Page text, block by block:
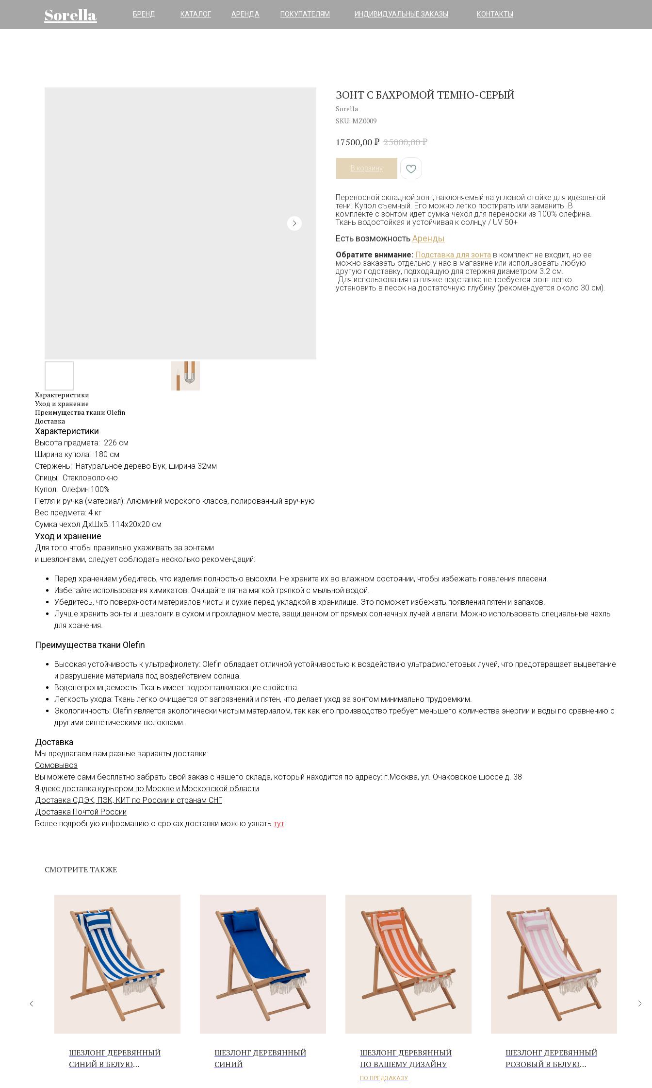
ПОКУПАТЕЛЯМ КОНТАКТЫ
БРЕНД АРЕНДА
Sorella ИНДИВИДУАЛЬНЫЕ ЗАКАЗЫ
КАТАЛОГ
ЗОНТ С БАХРОМОЙ ТЕМНО-СЕРЫЙ
Sorella
SKU: MZ0009
17500,00 ₽ 25000,00 ₽
В корзину
Переносной складной зонт, наклоняемый на угловой стойке для идеальной
тени. Купол съемный. Его можно легко постирать или заменить. В
комплекте с зонтом идет сумка-чехол для переноски из 100% олефина.
Ткань водостойкая и устойчивая к солнцу / UV 50+
Есть возможностьАренды
Обратите внимание: Подставка для зонта в комплект не входит, но ее
можно заказать отдельно у нас в магазине или использовать любую
другую подставку, подходящую для стержня диаметром 3.2 см.
Для использования на пляже подставка не требуется: зонт легко
установить в песок на достаточную глубину (рекомендуется около 30 см).
Характеристики
Уход и хранение
Преимущества ткани Olefin
Доставка
Характеристики
Высота предмета: 226 см
Ширина купола: 180 см
Стержень: Натуральное дерево Бук, ширина 32мм
Спицы: Стекловолокно
Купол: Олефин 100%
Петля и ручка (материал): Алюминий морского класса, полированный вручную
Вес предмета: 4 кг
Сумка чехол ДхШхВ: 114х20х20 см
Уход и хранение
Для того чтобы правильно ухаживать за зонтами
и шезлонгами, следует соблюдать несколько рекомендаций:
Перед хранением убедитесь, что изделия полностью высохли. Не храните их во влажном состоянии, чтобы избежать появления плесени.
Избегайте использования химикатов. Очищайте пятна мягкой тряпкой с мыльной водой.
Убедитесь, что поверхности материалов чисты и сухие перед укладкой в хранилище. Это поможет избежать появления пятен и запахов.
Лучше хранить зонты и шезлонги в сухом и прохладном месте, защищенном от прямых солнечных лучей и влаги. Можно использовать специальные чехлы
для хранения.
Преимущества ткани Olefin
Высокая устойчивость к ультрафиолету: Olefin обладает отличной устойчивостью к воздействию ультрафиолетовых лучей, что предотвращает выцветание
и разрушение материала под воздействием солнца.
Водонепроницаемость: Ткань имеет водоотталкивающие свойства.
Легкость ухода: Ткань легко очищается от загрязнений и пятен, что делает уход за зонтом минимально трудоемким.
Экологичность: Olefin является экологически чистым материалом, так как его производство требует меньшего количества энергии и воды по сравнению с
другими синтетическими волокнами.
Доставка
Мы предлагаем вам разные варианты доставки:
Сомовывоз
Вы можете сами бесплатно забрать свой заказ с нашего склада, который находится по адресу: г.Москва, ул. Очаковское шоссе д. 38
Яндекс доставка курьером по Москве и Московской области
Доставка СДЭК, ПЭК, КИТ по России и странам СНГ
Доставка Почтой России
Более подробную информацию о сроках доставки можно узнать тут
СМОТРИТЕ ТАКЖЕ
ШЕЗЛОНГ ДЕРЕВЯННЫЙ
СИНИЙ В БЕЛУЮ
ШЕЗЛОНГ ДЕРЕВЯННЫЙ
СИНИЙ
ШЕЗЛОНГ ДЕРЕВЯННЫЙ
ПО ВАШЕМУ ДИЗАЙНУ
ПО ПРЕДЗАКАЗУ
ШЕЗЛОНГ ДЕРЕВЯННЫЙ
РОЗОВЫЙ В БЕЛУЮ